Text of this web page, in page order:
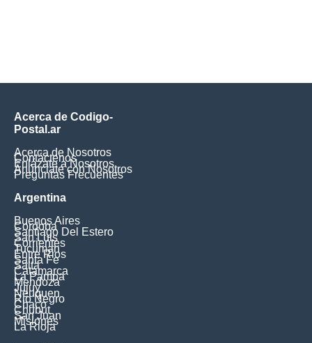
Acerca de Codigo-
Postal.ar
Acerca de Nosotros
Contáctenos
Enlázate a Nosotros
Anúnciate con Nosotros
Preguntas Frecuentes
Argentina
Buenos Aires
Cordoba
Santiago Del Estero
San Luis
Corrientes
Tucuman
Entre Rios
Santa Fe
Salta
Catamarca
La Pampa
Mendoza
Jujuy
Neuquen
Rio Negro
Chaco
Chubut
San Juan
Misiones
La Rioja